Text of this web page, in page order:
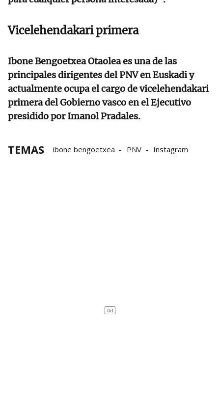
Vicelehendakari primera
Ibone Bengoetxea Otaolea es una de las
principales dirigentes del PNV en Euskadi y
actualmente ocupa el cargo de vicelehendakari
primera del Gobierno vasco en el Ejecutivo
presidido por Imanol Pradales.
TEMAS ibone bengoetxea PNV Instagram